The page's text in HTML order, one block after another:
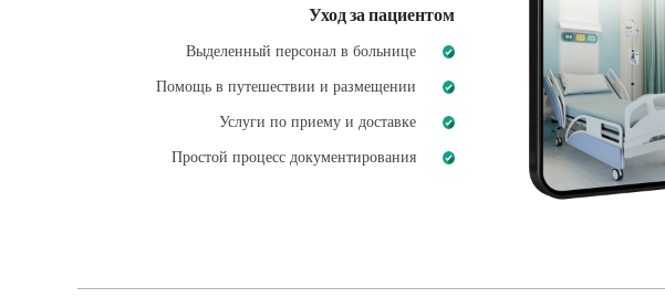
Уход за пациентом
Выделенный персонал в больнице
Помощь в путешествии и размещении
Услуги по приему и доставке
Простой процесс документирования